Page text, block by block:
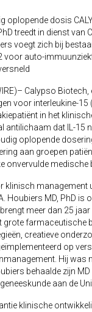
oplopende dosis
treedt in dienst
voegt zich bij
voor auto-
Calypso
voor interleukine-
in het
dat IL-15
oplopende
aan groepen
onvervulde medische
klinisch
Houbiers MD, PhD
meer dan 25
grote farmaceutische
creatieve
op
Hij was
behaalde zijn
aan de
klinische